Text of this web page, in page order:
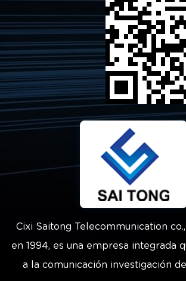
Cixi Saitong Telecommunication co.,
en 1994, es una empresa integrada
a la comunicación investigación